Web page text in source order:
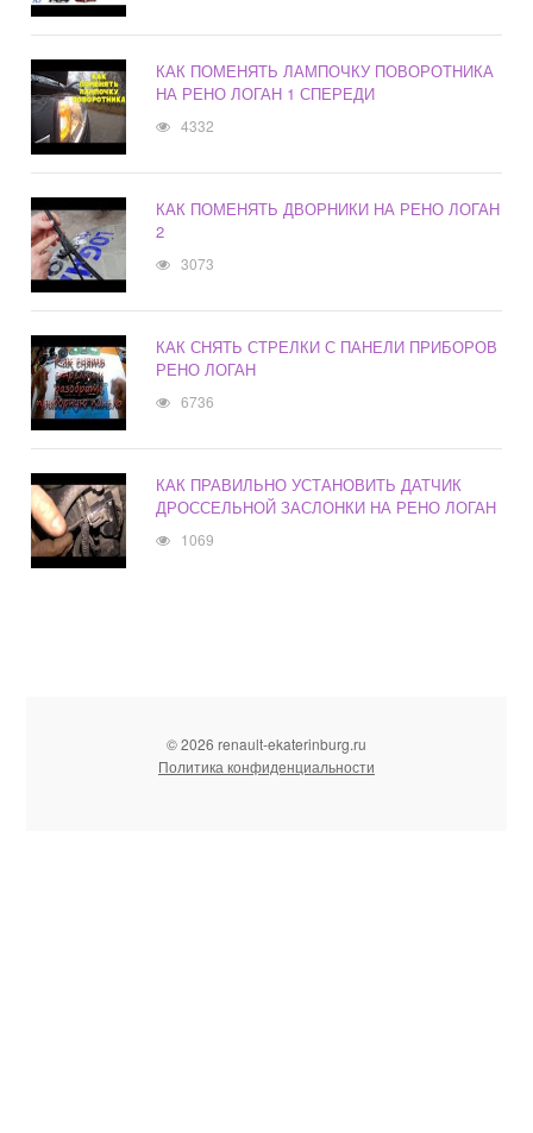
КАК ПОМЕНЯТЬ ЛАМПОЧКУ ПОВОРОТНИКА
НА РЕНО ЛОГАН 1 СПЕРЕДИ
4332
КАК ПОМЕНЯТЬ ДВОРНИКИ НА РЕНО ЛОГАН
2
3073
КАК СНЯТЬ СТРЕЛКИ С ПАНЕЛИ ПРИБОРОВ
РЕНО ЛОГАН
6736
КАК ПРАВИЛЬНО УСТАНОВИТЬ ДАТЧИК
ДРОССЕЛЬНОЙ ЗАСЛОНКИ НА РЕНО ЛОГАН
1069
© 2026 renault-ekaterinburg.ru
Политика конфиденциальности